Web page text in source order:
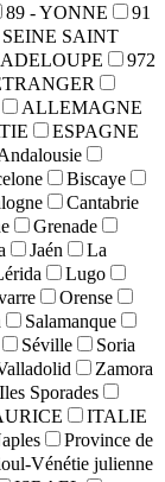
89 - YONNE
91
SEINE SAINT
972
ALLEMAGNE
ESPAGNE
Biscaye
Cantabrie
Grenade
Jaén
La
Lugo
Orense
Salamanque
Séville
Soria
Zamora
Iles Sporades
ITALIE
Province de
Vénétie julienne